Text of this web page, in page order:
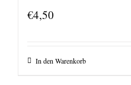
€4,50
In den Warenkorb